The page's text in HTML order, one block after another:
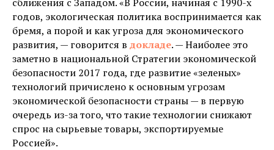
годов, экологическая политика воспринимается как
бремя, а порой и как угроза для экономического
развития, — говорится в докладе. — Наиболее это
заметно в национальной Стратегии экономической
безопасности 2017 года, где развитие «зеленых»
технологий причислено к основным угрозам
экономической безопасности страны — в первую
очередь из-за того, что такие технологии снижают
спрос на сырьевые товары, экспортируемые
Россией».